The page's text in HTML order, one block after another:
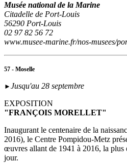
Musée national de la Marine
Citadelle de Port-Louis
56290 Port-Louis
02 97 82 56 72
www.musee-marine.fr/nos-musees/
57 - Moselle
► Jusqu'au 28 septembre
EXPOSITION
"FRANÇOIS MORELLET"
Inaugurant le centenaire de la
2016), le Centre Pompidou-Metz
œuvres allant de 1941 à 2016, la plus
jour.